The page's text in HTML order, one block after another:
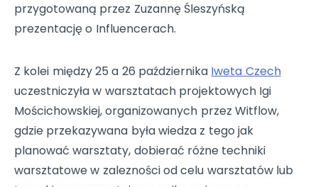
przygotowaną przez Zuzannę Śleszyńską
prezentację o Influencerach.
Z kolei między 25 a 26 października Iweta Czech
uczestniczyła w warsztatach projektowych Igi
Mościchowskiej, organizowanych przez Witflow,
gdzie przekazywana była wiedza z tego jak
planować warsztaty, dobierać różne techniki
warsztatowe w zalezności od celu warsztatów lub